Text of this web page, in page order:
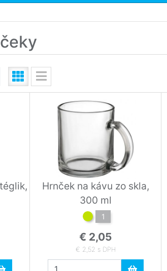
Hrnček na kávu zo skla,
300 ml
1
€ 2,05
€ 2,52 s DPH